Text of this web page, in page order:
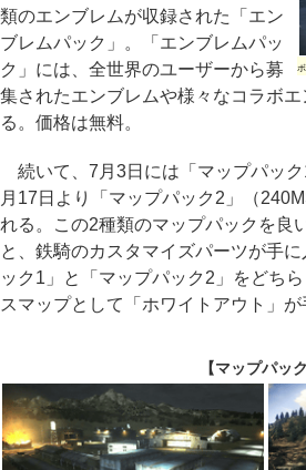
類のエンブレムが収録された「エン
ブレムパック」。「エンブレムパッ
ク」には、全世界のユーザーから募
集されたエンブレムや様々なコラボ
る。価格は無料。
続いて、7月3日には「マップパッ
月17日より「マップパック2」（
れる。この2種類のマップパックを良
と、鉄騎のカスタマイズパーツが手
ック1」と「マップパック2」をどち
スマップとして「ホワイトアウト」が
【マップパック